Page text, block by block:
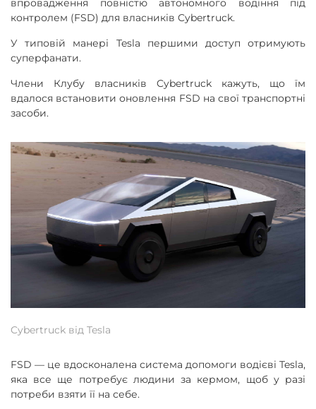
впровадження повністю автономного водіння під
контролем (FSD) для власників Cybertruck.
У типовій манері Tesla першими доступ отримують
суперфанати.
Члени Клубу власників Cybertruck кажуть, що їм
вдалося встановити оновлення FSD на свої транспортні
засоби.
Cybertruck від Tesla
FSD — це вдосконалена система допомоги водієві Tesla,
яка все ще потребує людини за кермом, щоб у разі
потреби взяти її на себе.